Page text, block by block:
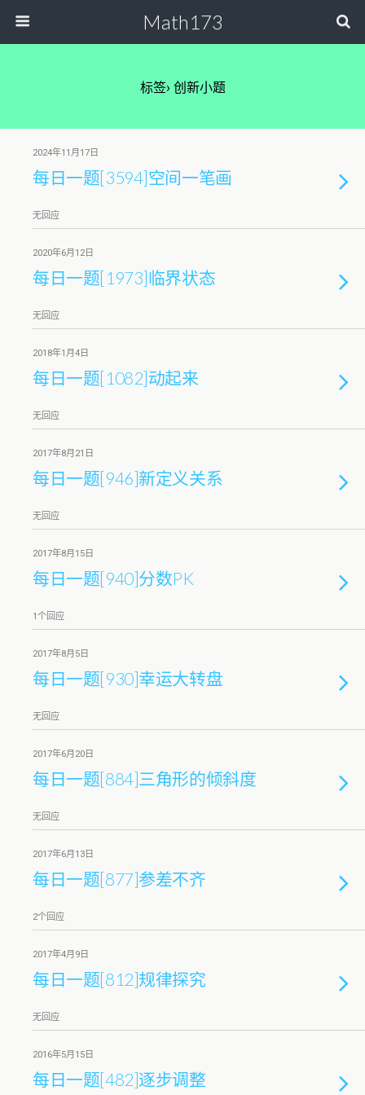
Math173
标签› 创新小题
2024年11月17日
每日一题[3594]空间一笔画
无回应
2020年6月12日
每日一题[1973]临界状态
无回应
2018年1月4日
每日一题[1082]动起来
无回应
2017年8月21日
每日一题[946]新定义关系
无回应
2017年8月15日
每日一题[940]分数PK
1个回应
2017年8月5日
每日一题[930]幸运大转盘
无回应
2017年6月20日
每日一题[884]三角形的倾斜度
无回应
2017年6月13日
每日一题[877]参差不齐
2个回应
2017年4月9日
每日一题[812]规律探究
无回应
2016年5月15日
每日一题[482]逐步调整